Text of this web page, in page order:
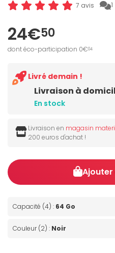
7 avis 1
24€50
dont éco-participation 0€04
Livraison à
En stock
Livré demain !
Livraison en magasin
200 euros d'achat !
Ajouter
Capacité (4) : 64 Go
Couleur (2) : Noir